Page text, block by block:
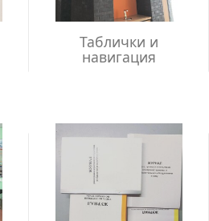
Таблички и
навигация